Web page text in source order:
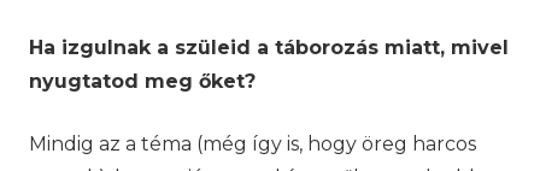
Ha izgulnak a szüleid a táborozás miatt, mivel
nyugtatod meg őket?
Mindig az a téma (még így is, hogy öreg harcos